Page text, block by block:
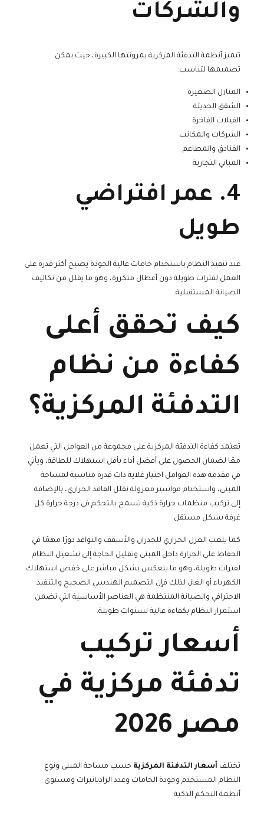
والشركات
تتميز أنظمة التدفئة المركزية بمرونتها الكبيرة، حيث يمكن
تصميمها لتناسب:
المنازل الصغيرة
الشقق الحديثة
الفيلات الفاخرة
الشركات والمكاتب
الفنادق والمطاعم
المباني التجارية
4. عمر افتراضي
طويل
عند تنفيذ النظام باستخدام خامات عالية الجودة يصبح أكثر قدرة على
العمل لفترات طويلة دون أعطال متكررة، وهو ما يقلل من تكاليف
الصيانة المستقبلية.
كيف تحقق أعلى
كفاءة من نظام
التدفئة المركزية؟
تعتمد كفاءة التدفئة المركزية على مجموعة من العوامل التي تعمل
معًا لضمان الحصول على أفضل أداء بأقل استهلاك للطاقة، ويأتي
في مقدمة هذه العوامل اختيار غلاية ذات قدرة مناسبة لمساحة
المبنى، واستخدام مواسير معزولة تقلل الفاقد الحراري، بالإضافة
إلى تركيب منظمات حرارة ذكية تسمح بالتحكم في درجة حرارة كل
غرفة بشكل مستقل.
كما يلعب العزل الحراري للجدران والأسقف والنوافذ دورًا مهمًا في
الحفاظ على الحرارة داخل المبنى وتقليل الحاجة إلى تشغيل النظام
لفترات طويلة، وهو ما ينعكس بشكل مباشر على خفض استهلاك
الكهرباء أو الغاز، لذلك فإن التصميم الهندسي الصحيح والتنفيذ
الاحترافي والصيانة المنتظمة هي العناصر الأساسية التي تضمن
استمرار النظام بكفاءة عالية لسنوات طويلة.
أسعار تركيب
تدفئة مركزية في
مصر 2026
تختلف أسعار التدفئة المركزية حسب مساحة المبنى ونوع
النظام المستخدم وجودة الخامات وعدد الرادياتيرات ومستوى
أنظمة التحكم الذكية.